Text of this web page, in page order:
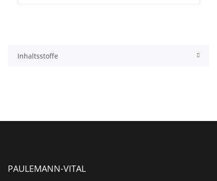
Inhaltsstoffe
PAULEMANN-VITAL